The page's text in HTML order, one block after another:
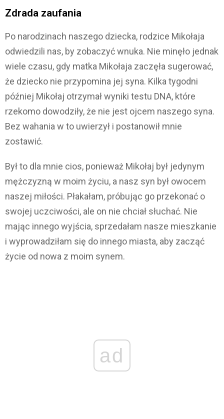
Zdrada zaufania
Po narodzinach naszego dziecka, rodzice Mikołaja
odwiedzili nas, by zobaczyć wnuka. Nie minęło jednak
wiele czasu, gdy matka Mikołaja zaczęła sugerować,
że dziecko nie przypomina jej syna. Kilka tygodni
później Mikołaj otrzymał wyniki testu DNA, które
rzekomo dowodziły, że nie jest ojcem naszego syna.
Bez wahania w to uwierzył i postanowił mnie
zostawić.
Był to dla mnie cios, ponieważ Mikołaj był jedynym
mężczyzną w moim życiu, a nasz syn był owocem
naszej miłości. Płakałam, próbując go przekonać o
swojej uczciwości, ale on nie chciał słuchać. Nie
mając innego wyjścia, sprzedałam nasze mieszkanie
i wyprowadziłam się do innego miasta, aby zacząć
życie od nowa z moim synem.
ad